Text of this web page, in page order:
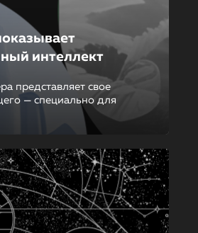
интеллект
представляет свое
— специально для